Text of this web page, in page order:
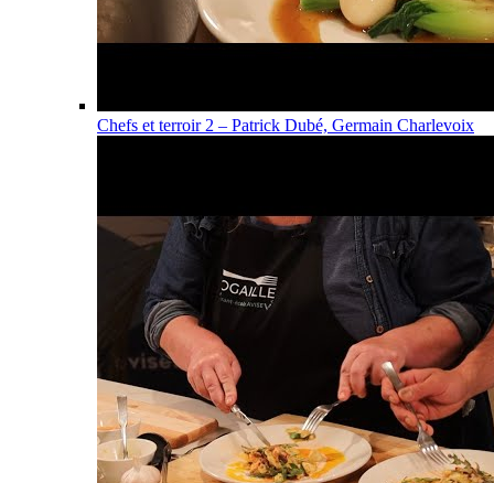
Chefs et terroir 2 – Patrick Dubé, Germain Charlevoix